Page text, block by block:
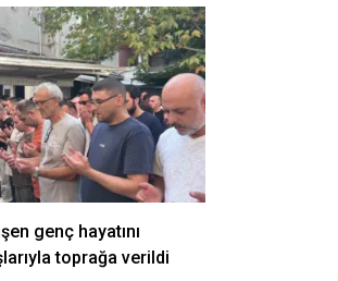
genç hayatını
toprağa verildi